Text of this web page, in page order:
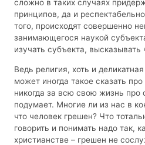
сложно в таких случаях
принципов, да и
того, происходят совершенно
занимающегося наукой
изучать субъекта, высказывать
Ведь религия, хоть и
может иногда такое сказать
никогда за всю свою жизнь про
подумает. Многие ли из нас в
что человек грешен? Что
говорить и понимать надо так,
христианстве – грешен не